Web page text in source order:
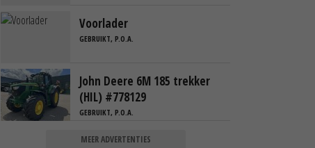
Voorlader
GEBRUIKT, P.O.A.
John Deere 6M 185 trekker
(HIL) #778129
GEBRUIKT, P.O.A.
MEER ADVERTENTIES